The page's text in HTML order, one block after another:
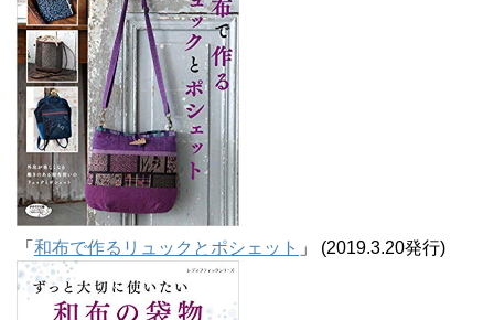
「 和布で作るリュックとポシェット 」 (2019.3.20発行)